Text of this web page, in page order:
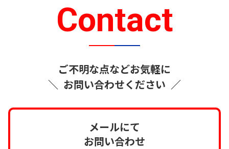
Contact
＼
ご不明な点などお気軽に
お問い合わせください ／
メールにて
お問い合わせ